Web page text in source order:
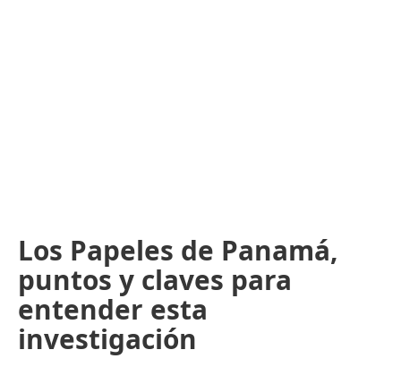
Los Papeles de Panamá,
puntos y claves para
entender esta
investigación